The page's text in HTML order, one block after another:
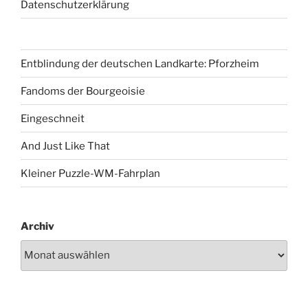
Datenschutzerklärung
Entblindung der deutschen Landkarte: Pforzheim
Fandoms der Bourgeoisie
Eingeschneit
And Just Like That
Kleiner Puzzle-WM-Fahrplan
Archiv